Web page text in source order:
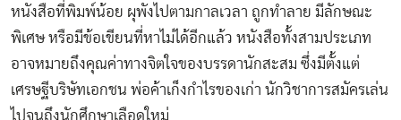
หนังสือที่พิมพ์น้อย ผุพังไปตามกาลเวลา ถูกทำลาย มีลักษณะ
พิเศษ หรือมีข้อเขียนที่หาไม่ได้อีกแล้ว หนังสือทั้งสามประเภท
อาจหมายถึงคุณค่าทางจิตใจของบรรดานักสะสม ซึ่งมีตั้งแต่
เศรษฐีบริษัทเอกชน พ่อค้าเก็งกำไรของเก่า นักวิชาการสมัครเล่น
ไปจนถึงนักศึกษาเลือดใหม่